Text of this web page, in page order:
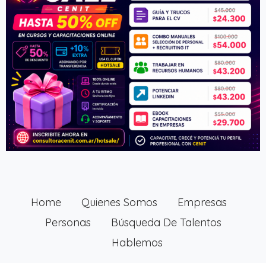
Home Quienes Somos
Empresas
Personas
Búsqueda De Talentos
Hablemos